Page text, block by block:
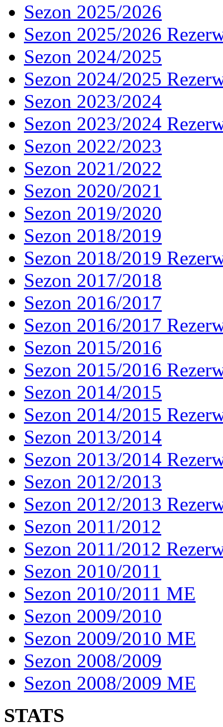
Sezon 2025/2026
Sezon 2025/2026
Sezon 2024/2025
Sezon 2024/2025
Sezon 2023/2024
Sezon 2023/2024
Sezon 2022/2023
Sezon 2021/2022
Sezon 2020/2021
Sezon 2019/2020
Sezon 2018/2019
Sezon 2018/2019
Sezon 2017/2018
Sezon 2016/2017
Sezon 2016/2017
Sezon 2015/2016
Sezon 2015/2016
Sezon 2014/2015
Sezon 2014/2015
Sezon 2013/2014
Sezon 2013/2014
Sezon 2012/2013
Sezon 2012/2013
Sezon 2011/2012
Sezon 2011/2012
Sezon 2010/2011
Sezon 2010/2011 ME
Sezon 2009/2010
Sezon 2009/2010 ME
Sezon 2008/2009
Sezon 2008/2009 ME
STATS